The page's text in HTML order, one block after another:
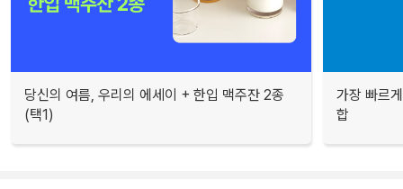
당신의 여름, 우리의 에세이 + 한입 맥주잔 2종
(택1)
가장 빠르
합